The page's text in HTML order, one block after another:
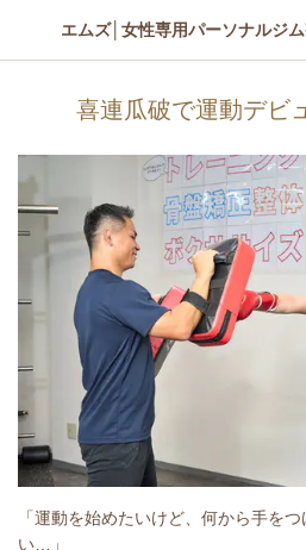
エムズ│女性専用パーソナルジ
喜連瓜破で運動デビ
「運動を始めたいけど、何から手を
い…」